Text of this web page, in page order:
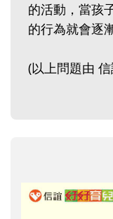
的活動，當孩
的行為就會逐
(以上問題由